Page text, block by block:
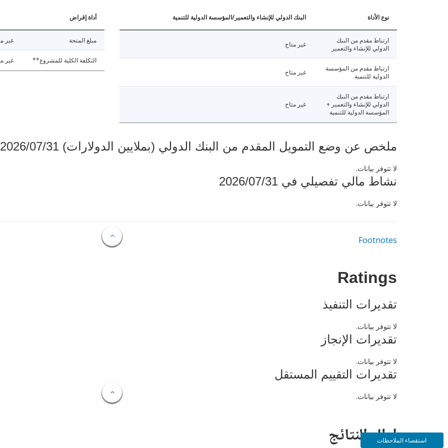
نوع الأداة البنك الدولي للإنشاء والتعمير/المؤسسة الدولية للتنمية
ارتباط مقدم من البنك
الدولي للإنشاء والتعمير
غير متاح
ارتباط مقدم من المؤسسة
الدولية للتنمية
غير متاح
ارتباط مقدم من البنك
الدولي للإنشاء والتعمير +
المؤسسة الدولية للتنمية
غير متاح
أداة إقراض
مبلغ المنحة غير
التكلفة الكلية للمشروع** غير
ملخص عن وضع التمويل المقدم من البنك الدولي (بملايين الدولارات) 2026/07/31
لا تتوفر بيانات.
نشاط مالي تفصيلي في 2026/07/31
لا تتوفر بيانات.
Footnotes
Ratings
تقديرات التنفيذ
لا تتوفر بيانات.
تقديرات الإنجاز
لا تتوفر بيانات.
تقديرات التقييم المستقل
لا تتوفر بيانات.
إطار النتائجاستقصاء الملاحظات